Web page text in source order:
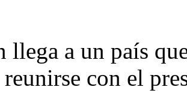
llega a un país
con el